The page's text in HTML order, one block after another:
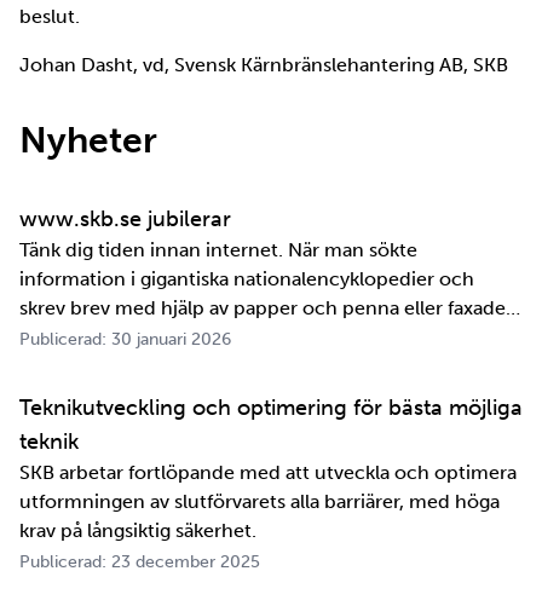
beslut.
Johan Dasht, vd, Svensk Kärnbränslehantering AB, SKB
Nyheter
www.skb.se jubilerar
Tänk dig tiden innan internet. När man sökte
information i gigantiska nationalencyklopedier och
skrev brev med hjälp av papper och penna eller faxade
om ett meddelande skulle fram snabbt. Det är inte
perspektiv i alla fall. För oss på SKB är det …
Publicerad: 30 januari 2026
Teknikutveckling och optimering för bästa möjliga
teknik
SKB arbetar fortlöpande med att utveckla och optimera
utformningen av slutförvarets alla barriärer, med höga
krav på långsiktig säkerhet.
Publicerad: 23 december 2025